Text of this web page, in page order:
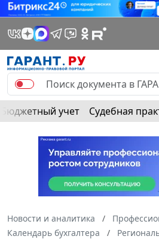
Бюджетный учет Судебная
Новости и аналитика
Календарь бухгалтера